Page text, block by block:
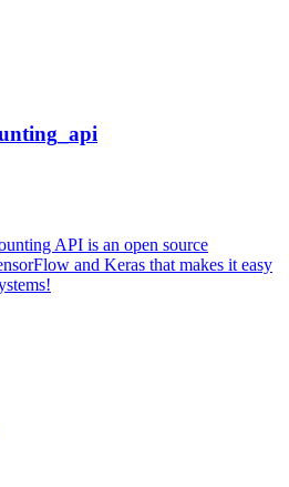
API is an open source
and Keras that makes it easy